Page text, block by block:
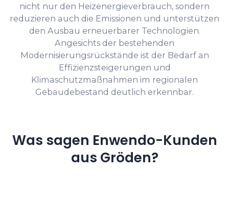
nicht nur den Heizenergieverbrauch, sondern
reduzieren auch die Emissionen und unterstützen
den Ausbau erneuerbarer Technologien.
Angesichts der bestehenden
Modernisierungsrückstände ist der Bedarf an
Effizienzsteigerungen und
Klimaschutzmaßnahmen im regionalen
Gebäudebestand deutlich erkennbar.
Was sagen Enwendo-Kunden
aus Gröden?